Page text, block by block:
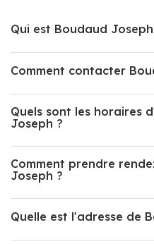
Qui est Boudaud
Comment contacter
Quels sont les horaires
Joseph ?
Comment prendre
Joseph ?
Quelle est l'adresse de